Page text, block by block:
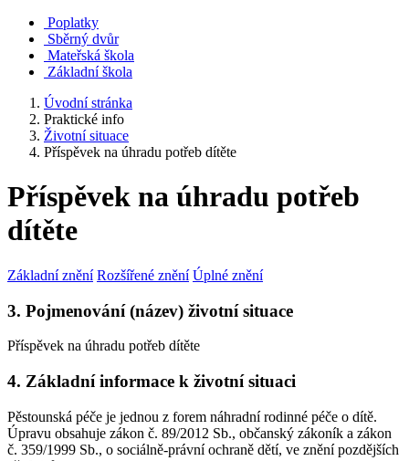
Poplatky
Sběrný dvůr
Mateřská škola
Základní škola
Úvodní stránka
Praktické info
Životní situace
Příspěvek na úhradu potřeb dítěte
Příspěvek na úhradu potřeb
dítěte
Základní znění Rozšířené znění Úplné znění
3. Pojmenování (název) životní situace
Příspěvek na úhradu potřeb dítěte
4. Základní informace k životní situaci
Pěstounská péče je jednou z forem náhradní rodinné péče o dítě.
Úpravu obsahuje zákon č. 89/2012 Sb., občanský zákoník a zákon
č. 359/1999 Sb., o sociálně-právní ochraně dětí, ve znění pozdějších